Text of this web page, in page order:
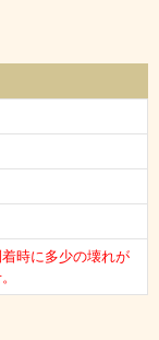
が揃った、長野県
時に多少の壊れが